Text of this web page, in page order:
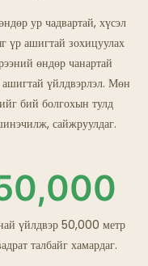
ур чадвартай, хүсэл
үр ашигтай зохицуулах
өндөр чанартай
ашигтай үйлдвэрлэл. Мөн
бий болгохын тулд
сайжруулдаг.
үйлдвэр 50,000 метр
талбайг хамардаг.